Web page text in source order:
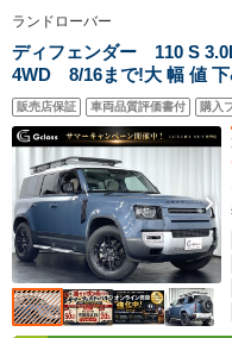
ランドローバー
ディフェンダー 110 S
4WD 8/16まで!大 幅 値 下
ーナー 希 少タスマンブル
仕様 専用ルーフラック ブ
R10/4 ディーゼルターボ
販売店保証 車両品質評価書付 購入